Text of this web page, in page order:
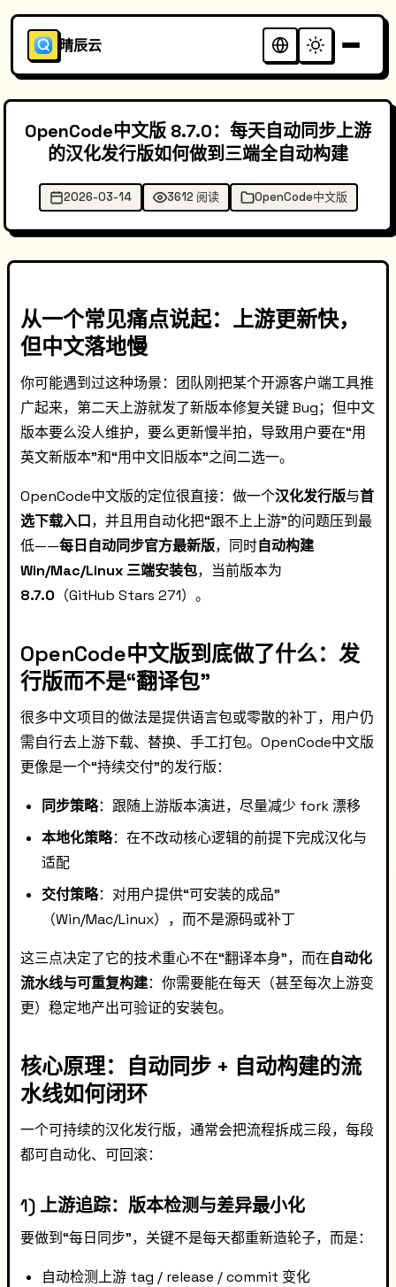
晴辰云
OpenCode中文版 8.7.0：每天自动同步上游
的汉化发行版如何做到三端全自动构建
2026-03-14 3612 阅读 OpenCode中文版
从一个常见痛点说起：上游更新快，
但中文落地慢
你可能遇到过这种场景：团队刚把某个开源客户端工具推
广起来，第二天上游就发了新版本修复关键 Bug；但中文
版本要么没人维护，要么更新慢半拍，导致用户要在“用
英文新版本”和“用中文旧版本”之间二选一。
OpenCode中文版的定位很直接：做一个汉化发行版与首
选下载入口，并且用自动化把“跟不上上游”的问题压到最
低——每日自动同步官方最新版，同时自动构建
Win/Mac/Linux 三端安装包，当前版本为
8.7.0 （GitHub Stars 271）。
OpenCode中文版到底做了什么：发
行版而不是“翻译包”
很多中文项目的做法是提供语言包或零散的补丁，用户仍
需自行去上游下载、替换、手工打包。OpenCode中文版
更像是一个“持续交付”的发行版：
同步策略：跟随上游版本演进，尽量减少 fork 漂移
本地化策略：在不改动核心逻辑的前提下完成汉化与
适配
交付策略：对用户提供“可安装的成品”
（Win/Mac/Linux），而不是源码或补丁
这三点决定了它的技术重心不在“翻译本身”，而在自动化
流水线与可重复构建：你需要能在每天（甚至每次上游变
更）稳定地产出可验证的安装包。
核心原理：自动同步 + 自动构建的流
水线如何闭环
一个可持续的汉化发行版，通常会把流程拆成三段，每段
都可自动化、可回滚：
1) 上游追踪：版本检测与差异最小化
要做到“每日同步”，关键不是每天都重新造轮子，而是：
自动检测上游 tag / release / commit 变化